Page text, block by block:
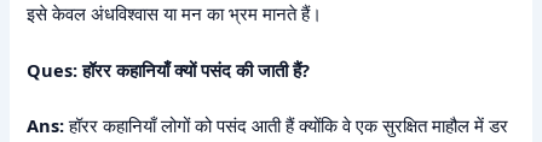
इसे केवल अंधविश्वास या मन का भ्रम मानते हैं।
Ques: हॉरर कहानियाँ क्यों पसंद की जाती हैं?
Ans:हॉरर कहानियाँ लोगों को पसंद आती हैं क्योंकि वे एक सुरक्षित माहौल में डर